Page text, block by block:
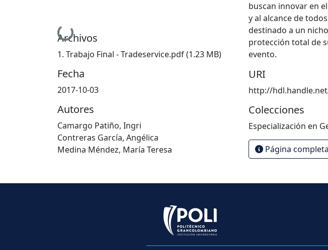
Cargando...
Archivos
1. Trabajo Final - Tradeservice.pdf(1.23 MB)
Fecha
2017-10-03
Autores
Camargo Patiño, Ingri
Contreras García, Angélica
Medina Méndez, María Teresa
buscan innovar en
y al alcance de
destinado a un
protección total de
evento.
URI
http://
Colecciones
Especialización en
Página